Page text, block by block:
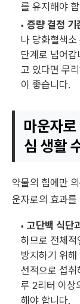
를 유지해야
증량 결정 기
나 당화혈색
단계로 넘어
고 있다면 무
이 좋습니다.
마운자
심 생활
약물의 힘에만
운자로의 효과
고단백 식단
하므로 전체적
방지하기 위
선적으로 섭
루 2리터 이상
해야 합니다.